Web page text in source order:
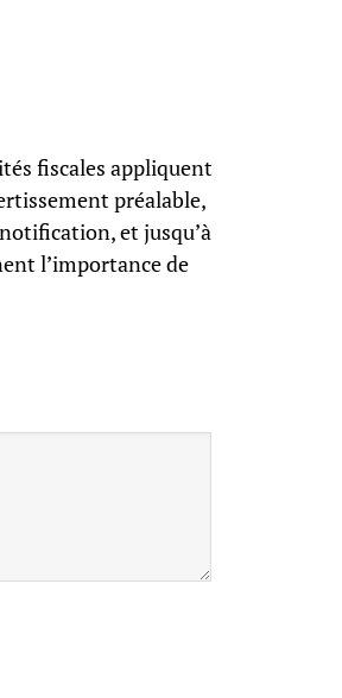
fiscales appliquent
préalable,
et jusqu’à
l’importance de